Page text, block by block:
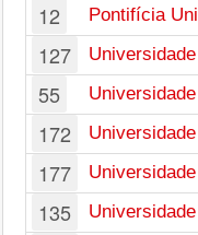
12 Pontifícia
127
55
172
177
135